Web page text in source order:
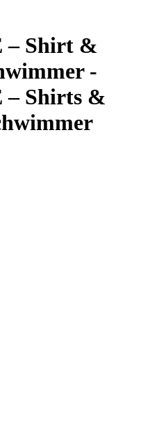
– Shirt &
-
– Shirts &